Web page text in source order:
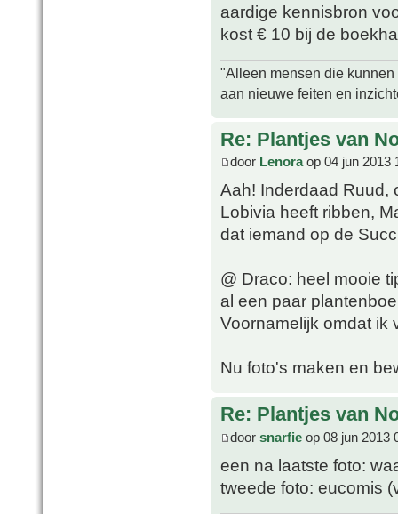
aardige kennisbron
kost € 10 bij de
"Alleen mensen die
aan nieuwe feiten en
Re: Plantjes van
door Lenoraop 04 jun 2013
Aah! Inderdaad Ruud,
Lobivia heeft ribben,
dat iemand op de
@ Draco: heel mooie
al een paar
Voornamelijk omdat
Nu foto's maken en
Re: Plantjes van
door snarfie op 08 jun 2013
een na laatste foto:
tweede foto: eucomis